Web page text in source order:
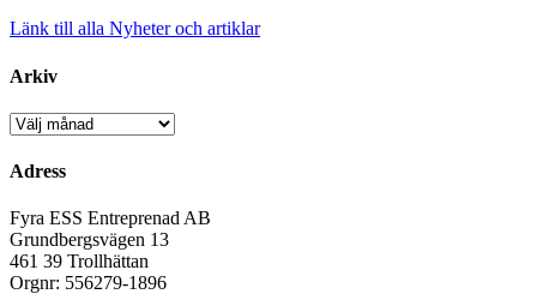
Länk till alla Nyheter och artiklar
Arkiv
Arkiv
Adress
Fyra ESS Entreprenad AB
Grundbergsvägen 13
461 39 Trollhättan
Orgnr: 556279-1896